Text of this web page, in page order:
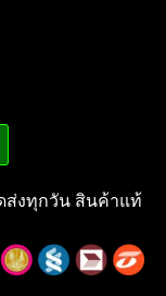
ส่งทุกวัน สินค้าแท้